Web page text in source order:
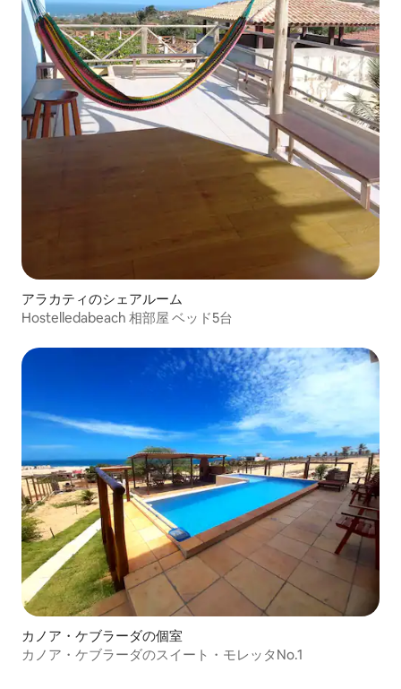
アラカティのシェアルーム
Hostelledabeach 相部屋 ベッド5台
カノア・ケブラーダの個室
カノア・ケブラーダのスイート・モレッタNo.1